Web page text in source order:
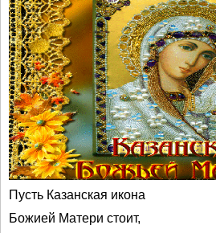
Пусть Казанская икона
Божией Матери стоит,